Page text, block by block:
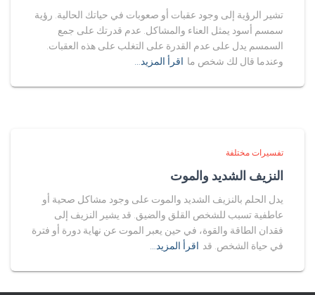
تشير الرؤية إلى وجود عقبات أو صعوبات في حياتك الحالية. رؤية
سمسم أسود يمثل العناء والمشاكل. عدم قدرتك على جمع
السمسم يدل على عدم القدرة على التغلب على هذه العقبات.
وعندما قال لك شخص ما اقرأ المزيد…
تفسيرات مختلفة
النزيف الشديد والموت
يدل الحلم بالنزيف الشديد والموت على وجود مشاكل صحية أو
عاطفية تسبب للشخص القلق والضيق. قد يشير النزيف إلى
فقدان الطاقة والقوة، في حين يعبر الموت عن نهاية دورة أو فترة
في حياة الشخص. قد اقرأ المزيد…